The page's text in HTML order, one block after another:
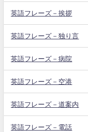
英語フレーズ－挨拶
英語フレーズ－独り言
英語フレーズ－病院
英語フレーズ－空港
英語フレーズ－道案内
英語フレーズ－電話